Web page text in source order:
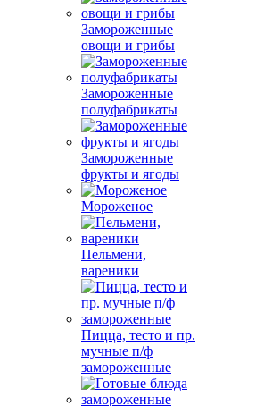
Замороженные
овощи и грибы
Замороженные
полуфабрикаты
Замороженные
фрукты и ягоды
Мороженое
Пельмени,
вареники
Пицца, тесто и пр.
мучные п/ф
замороженные